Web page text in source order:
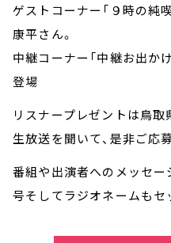
ゲストコーナー「９時の純
康平さん。
中継コーナー「中継お出か
登場
リスナープレゼントは鳥取
生放送を聞いて、是非ご応
番組や出演者へのメッセー
号そしてラジオネームも